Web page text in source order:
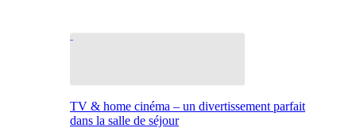
TV & home cinéma – un divertissement parfait
dans la salle de séjour